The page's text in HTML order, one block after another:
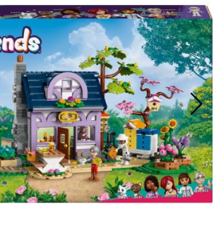
A PROPOS
ACTUALITÉS
ANNIVERSAIRE
BONS CADEAUX
CONTACT